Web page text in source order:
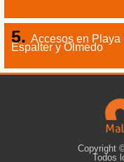
Accesos en Playa
Espalter y Olmedo
Copyright
Todos